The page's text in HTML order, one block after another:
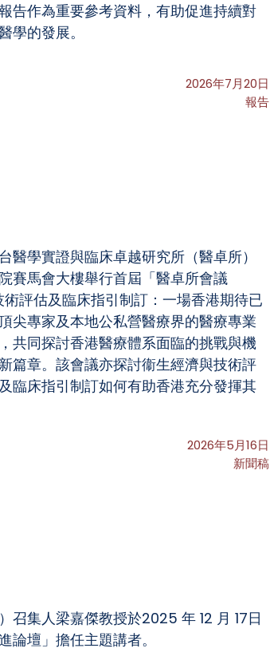
告作為重要參考資料，有助促進持續對
學的發展。
2026年7月20日
報告
學實證與臨床卓越研究所（醫卓所）
賽馬會大樓舉行首屆「醫卓所會議
評估及臨床指引制訂：一場香港期待已
尖專家及本地公私營醫療界的醫療專業
共同探討香港醫療體系面臨的挑戰與機
篇章。該會議亦探討衞生經濟與技術評
臨床指引制訂如何有助香港充分發揮其
2026年5月16日
新聞稿
召集人梁嘉傑教授於2025 年 12 月 17日
論壇」擔任主題講者。